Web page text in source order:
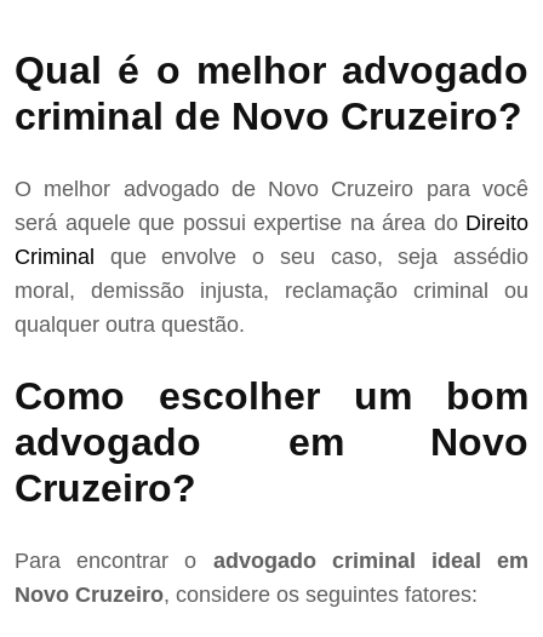
Qual é o melhor advogado
criminal de Novo Cruzeiro?
O melhor advogado de Novo Cruzeiro para você
será aquele que possui expertise na área do Direito
Criminal que envolve o seu caso, seja assédio
moral, demissão injusta, reclamação criminal ou
qualquer outra questão.
Como escolher um bom
advogado em Novo
Cruzeiro?
Para encontrar o advogado criminal ideal em
Novo Cruzeiro, considere os seguintes fatores: